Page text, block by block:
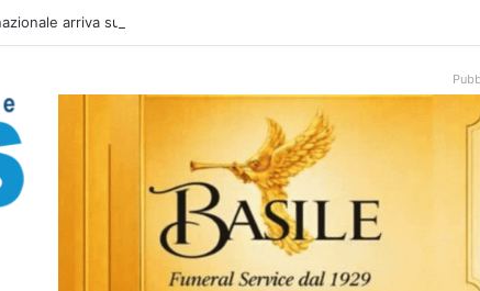
arriva sulla costa di Mattinata: scattano i divieti alla Baia dei